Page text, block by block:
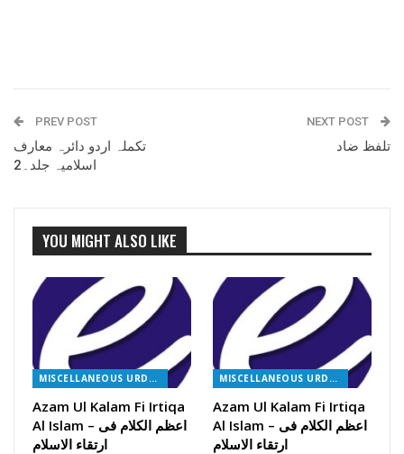
PREV POST
تکملہ اردو دائرہ معارف
اسلامیہ جلد۔2
NEXT POST
تلفظ ضاد
YOU MIGHT ALSO LIKE
MISCELLANEOUS URDU BOOKS
Azam Ul Kalam Fi Irtiqa
Al Islam – اعظم الکلام فی
ارتقاء الاسلام
MISCELLANEOUS URDU BOOKS
Azam Ul Kalam Fi Irtiqa
Al Islam – اعظم الکلام فی
ارتقاء الاسلام